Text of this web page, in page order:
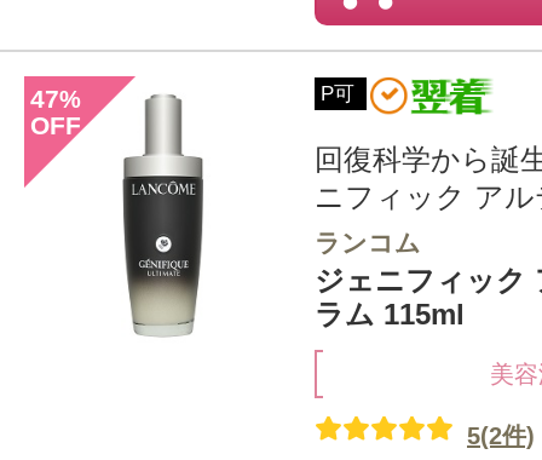
47%
OFF
P可
回復科学から誕
ニフィック ア
ランコム
ジェニフィック
ラム 115ml
美
5(2件)